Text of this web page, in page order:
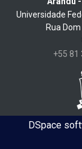
Universidade
Rua
+55 81
DSpace